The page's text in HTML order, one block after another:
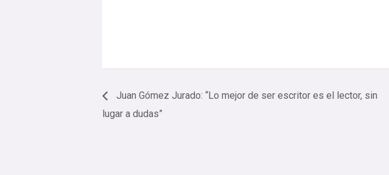
Juan Gómez Jurado: “Lo mejor de ser escritor es el lector, sin
lugar a dudas”